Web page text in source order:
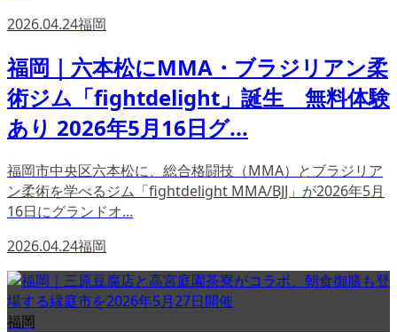
2026.04.24福岡
福岡｜六本松にMMA・ブラジリアン柔
術ジム「fightdelight」誕生 無料体験
あり 2026年5月16日グ...
福岡市中央区六本松に、総合格闘技（MMA）とブラジリア
ン柔術を学べるジム「fightdelight MMA/BJJ」が2026年5月
16日にグランドオ...
2026.04.24福岡
福岡